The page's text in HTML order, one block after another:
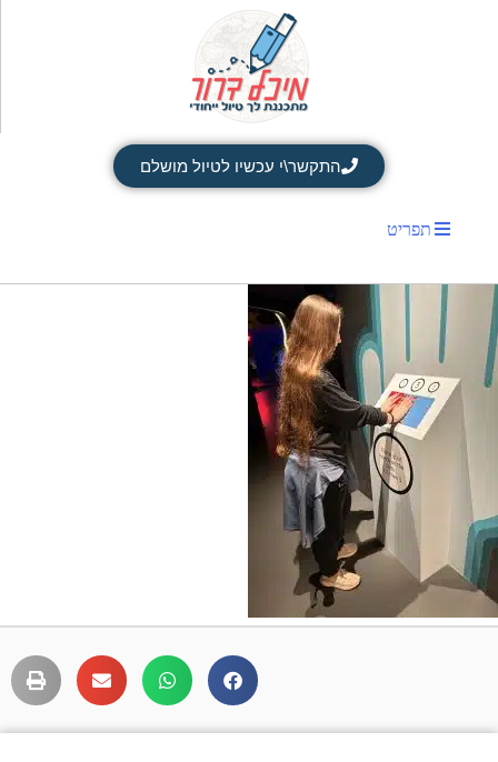
התקשר\י עכשיו לטיול מושלם
תפריט